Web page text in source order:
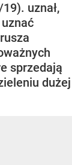
uznał,
sprzedają
dużej